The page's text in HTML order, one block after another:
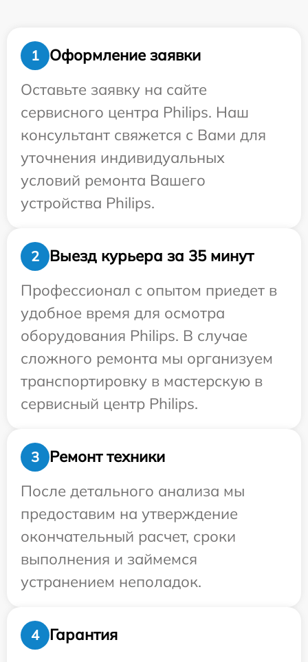
1
Оформление заявки
Оставьте заявку на сайте
сервисного центра Philips. Наш
консультант свяжется с Вами для
уточнения индивидуальных
условий ремонта Вашего
устройства Philips.
2
Выезд курьера за 35 минут
Профессионал с опытом приедет в
удобное время для осмотра
оборудования Philips. В случае
сложного ремонта мы организуем
транспортировку в мастерскую в
сервисный центр Philips.
3
Ремонт техники
После детального анализа мы
предоставим на утверждение
окончательный расчет, сроки
выполнения и займемся
устранением неполадок.
4
Гарантия